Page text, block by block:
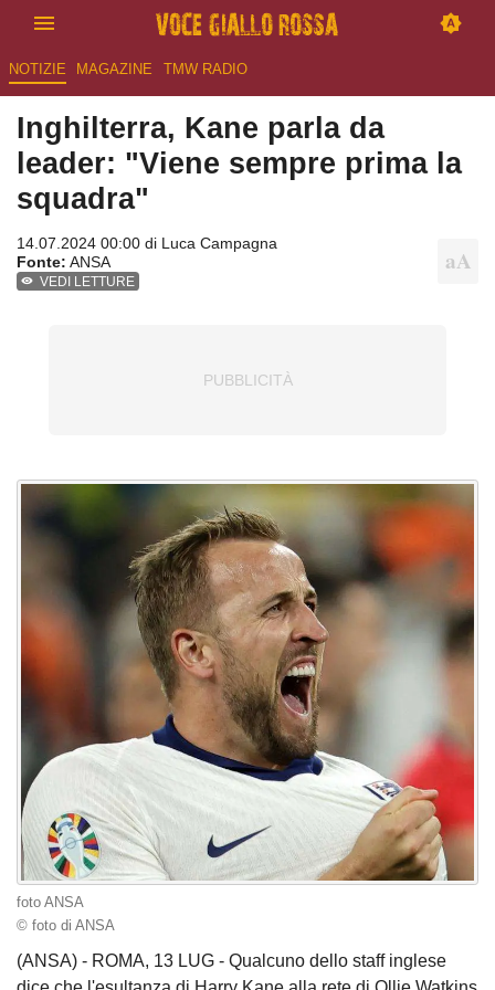
NOTIZIE MAGAZINE TMW RADIO
Inghilterra, Kane parla da
leader: "Viene sempre prima la
squadra"
14.07.2024 00:00 di Luca Campagna
Fonte: ANSA
VEDI LETTURE
foto ANSA
© foto di ANSA
(ANSA) - ROMA, 13 LUG - Qualcuno dello staff inglese